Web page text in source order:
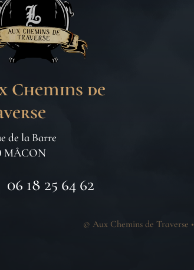
Chemins de
de la Barre
MÂCON
06 18 25 64 62
© Aux Chemins de Traverse •